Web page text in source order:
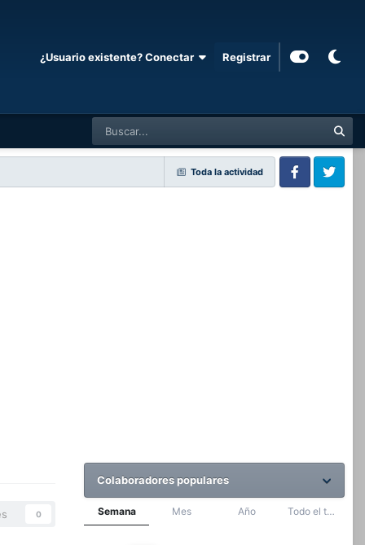
¿Usuario existente? Conectar Registrar
Toda la actividad
FacebookTwitter
0
Colaboradores populares
Semana Mes Año Todo el tiempo